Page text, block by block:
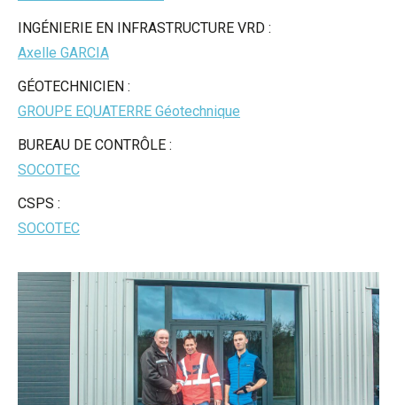
INGÉNIERIE EN INFRASTRUCTURE VRD :
Axelle GARCIA
GÉOTECHNICIEN :
GROUPE EQUATERRE Géotechnique
BUREAU DE CONTRÔLE :
SOCOTEC
CSPS :
SOCOTEC